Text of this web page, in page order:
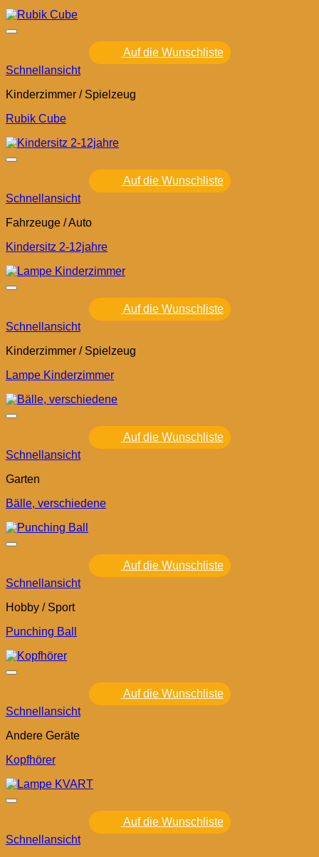
Auf die Wunschliste
Schnellansicht
Kinderzimmer / Spielzeug
Rubik Cube
Auf die Wunschliste
Schnellansicht
Fahrzeuge / Auto
Kindersitz 2-12jahre
Auf die Wunschliste
Schnellansicht
Kinderzimmer / Spielzeug
Lampe Kinderzimmer
Auf die Wunschliste
Schnellansicht
Garten
Bälle, verschiedene
Auf die Wunschliste
Schnellansicht
Hobby / Sport
Punching Ball
Auf die Wunschliste
Schnellansicht
Andere Geräte
Kopfhörer
Auf die Wunschliste
Schnellansicht